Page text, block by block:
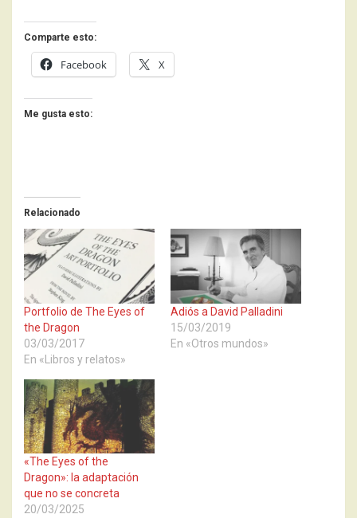
Comparte esto:
Facebook X
Me gusta esto:
Relacionado
Portfolio de The Eyes of
the Dragon
03/03/2017
En «Libros y relatos»
Adiós a David Palladini
15/03/2019
En «Otros mundos»
«The Eyes of the
Dragon»: la adaptación
que no se concreta
20/03/2025